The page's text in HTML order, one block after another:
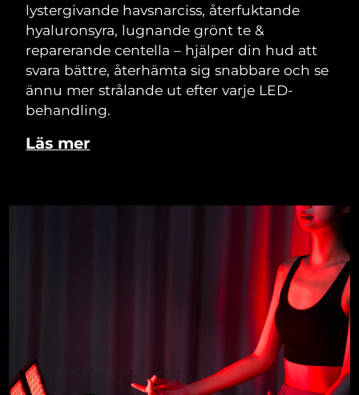
lystergivande havsnarciss, återfuktande
hyaluronsyra, lugnande grönt te &
reparerande centella – hjälper din hud att
svara bättre, återhämta sig snabbare och se
ännu mer strålande ut efter varje LED-
behandling.
Läs mer